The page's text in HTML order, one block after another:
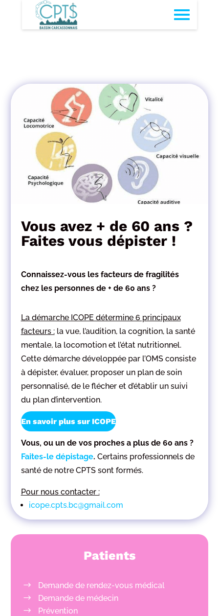
Vous avez + de 60 ans ?
Faites vous dépister !
Connaissez-vous les facteurs de fragilités
chez les personnes de + de 60 ans ?
La démarche ICOPE détermine 6 principaux
facteurs :la vue, l’audition, la cognition, la santé
mentale, la locomotion et l’état nutritionnel.
Cette démarche développée par l’OMS consiste
à dépister, évaluer, proposer un plan de soin
personnalisé, de le flécher et d’établir un suivi
du plan d’intervention.
En savoir plus sur ICOPE
Vous, ou un de vos proches a plus de 60 ans ?
Faites-le dépistage. Certains professionnels de
santé de notre CPTS sont formés.
Pour nous contacter :
icope.cpts.bc@gmail.com
Patients
Demande de rendez-vous médical
Demande de médecin
Prévention